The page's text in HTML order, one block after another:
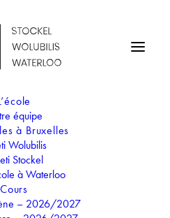
équipe
à Bruxelles
Wolubilis
Stockel
à Waterloo
Cours
– 2026/2027
Âge